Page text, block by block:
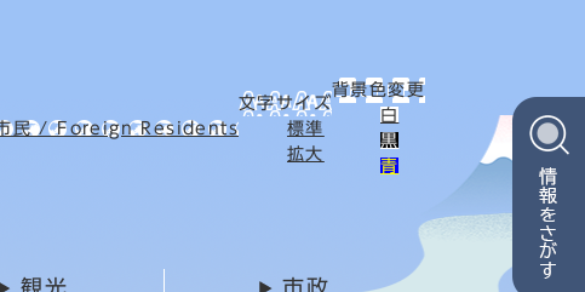
民 / Foreign Residents
文字サイズ
標準
拡大
背景色変更
白
黒
青
観光 市政